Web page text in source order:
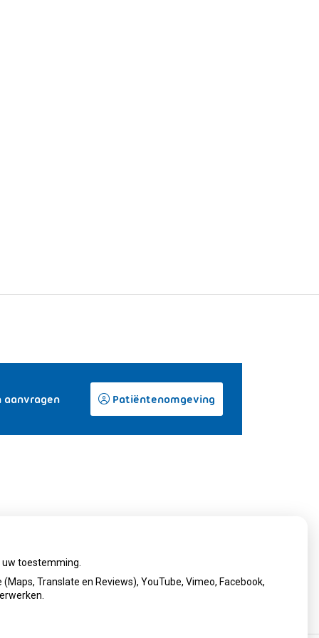
aanvragen Patiëntenomgeving
toestemming.
Translate en Reviews), YouTube, Vimeo, Facebook,